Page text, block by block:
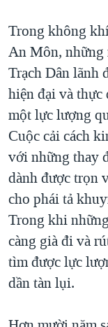
Trong không
An Môn, những
Trạch Dân lãnh
hiện đại và
một lực lượng
Cuộc cải cách
với những thay
dành được trọn
cho phái tả
Trong khi
càng già đi và
tìm được lực
dần tàn lụi.